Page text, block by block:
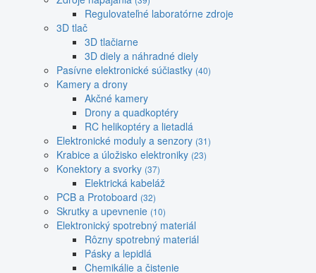
Regulovateľné laboratórne zdroje
3D tlač
3D tlačiarne
3D diely a náhradné diely
Pasívne elektronické súčiastky (40)
Kamery a drony
Akčné kamery
Drony a quadkoptéry
RC helikoptéry a lietadlá
Elektronické moduly a senzory (31)
Krabice a úložisko elektroniky (23)
Konektory a svorky (37)
Elektrická kabeláž
PCB a Protoboard (32)
Skrutky a upevnenie (10)
Elektronický spotrebný materiál
Rôzny spotrebný materiál
Pásky a lepidlá
Chemikálie a čistenie